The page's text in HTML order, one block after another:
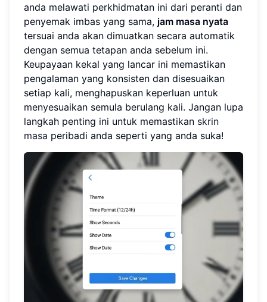
anda melawati perkhidmatan ini dari peranti dan
penyemak imbas yang sama, jam masa nyata
tersuai anda akan dimuatkan secara automatik
dengan semua tetapan anda sebelum ini.
Keupayaan kekal yang lancar ini memastikan
pengalaman yang konsisten dan disesuaikan
setiap kali, menghapuskan keperluan untuk
menyesuaikan semula berulang kali. Jangan lupa
langkah penting ini untuk memastikan skrin
masa peribadi anda seperti yang anda suka!